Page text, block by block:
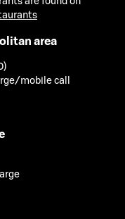
area
mobile call